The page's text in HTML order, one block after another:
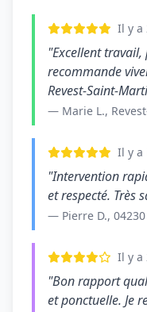
Il y a
"Excellent travail,
recommande
Revest-Saint-
— Marie L.,
Il y a
"Intervention
et respecté. Très
— Pierre D., 04230
Il y a
"Bon rapport
et ponctuelle. Je